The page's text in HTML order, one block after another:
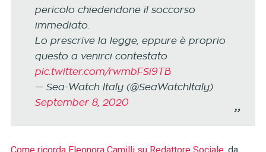
pericolo chiedendone il soccorso
immediato.
Lo prescrive la legge, eppure è proprio
questo a venirci contestato
pic.twitter.com/rwmbFSi9TB
— Sea-Watch Italy (@SeaWatchItaly)
September 8, 2020